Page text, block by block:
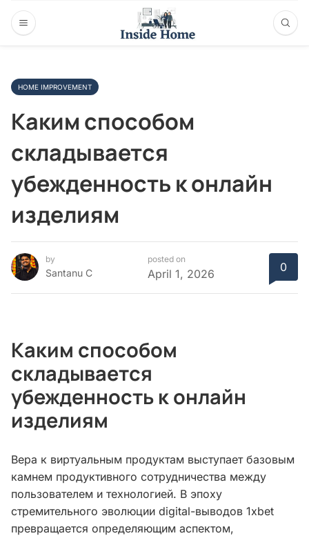
HOME IMPROVEMENT
Каким способом
складывается
убежденность к онлайн
изделиям
by
Santanu C
posted on
April 1, 2026 0
Каким способом
складывается
убежденность к онлайн
изделиям
Вера к виртуальным продуктам выступает базовым
камнем продуктивного сотрудничества между
пользователем и технологией. В эпоху
стремительного эволюции digital-выводов 1xbet
превращается определяющим аспектом,